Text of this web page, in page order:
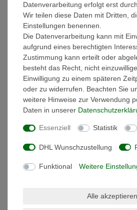
Weitere Details
Informationen zur
Mi-Boxer
Boxer Controller
Die Helligkeit kann
erkannt wird. Das Licht
Bewegung erkennt, wobei
100% eingestellt werden
Personen den Raum
aus, wenn sie ihn
Datenverarbeitung erfolgt erst
Wir teilen diese Daten mit Dritten,
Einstellungen benennen.
Die Datenverarbeitung kann mit
aufgrund eines berechtigten
Zustimmung kann erteilt oder
besteht das Recht, nicht
Einwilligung zu einem späteren
oder zu widerrufen. Beachten Sie
weitere Hinweise zur Verwendung
Daten in unserer
Essenziell Statistik
DHL Wunschzustellung
Funktional Weitere
Alle akzeptieren